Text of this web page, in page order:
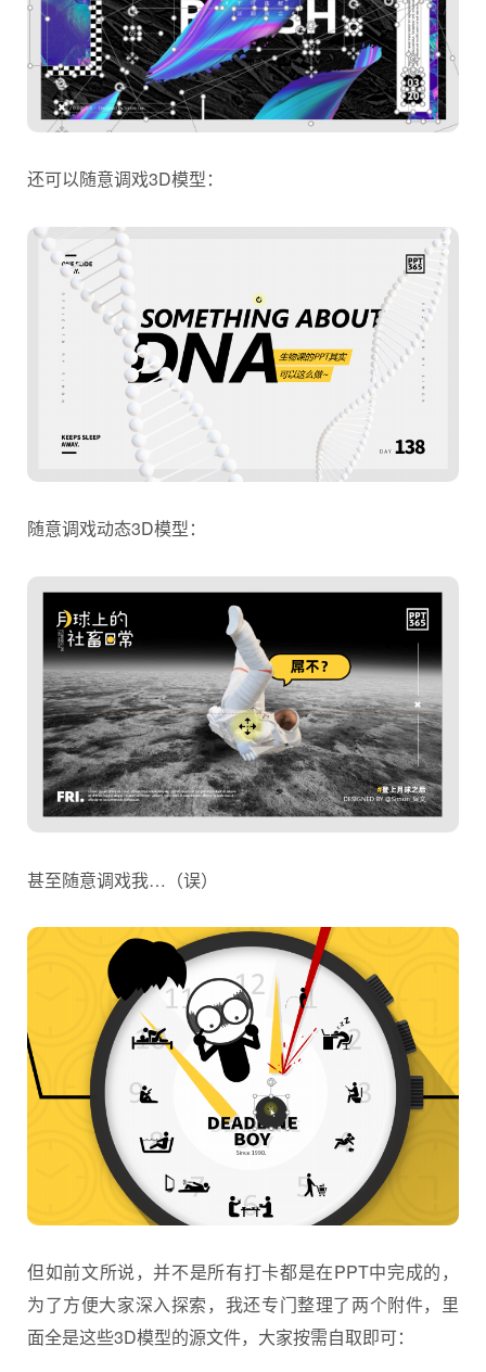
还可以随意调戏3D模型：
随意调戏动态3D模型：
甚至随意调戏我…（误）
但如前文所说，并不是所有打卡都是在PPT中完成的，
为了方便大家深入探索，我还专门整理了两个附件，里
面全是这些3D模型的源文件，大家按需自取即可：